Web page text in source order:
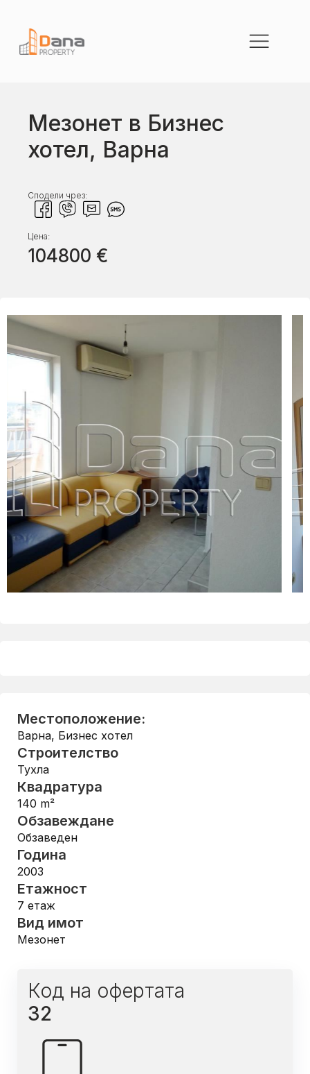
Мезонет в Бизнес
хотел, Варна
Сподели чрез:
Цена:
104800 €
Местоположение:
Варна, Бизнес хотел
Строителство
Тухла
Квадратура
140 m²
Обзавеждане
Обзаведен
Година
2003
Етажност
7 етаж
Вид имот
Мезонет
Код на офертата
32